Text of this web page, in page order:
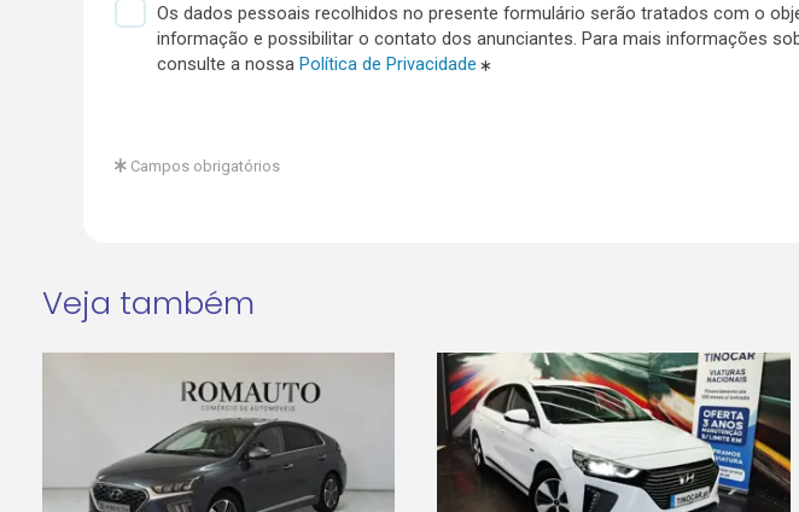
Os dados pessoais recolhidos no presente formulário serão tratados com o
informação e possibilitar o contato dos anunciantes. Para mais informações
consulte a nossa Política de Privacidade
Campos obrigatórios
Veja também